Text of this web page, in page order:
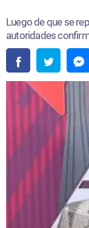
Luego de que se
autoridades